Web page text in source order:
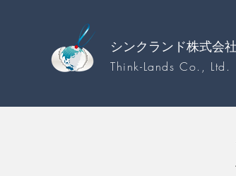
シンクランド株式会社
Think-Lands Co., Ltd.